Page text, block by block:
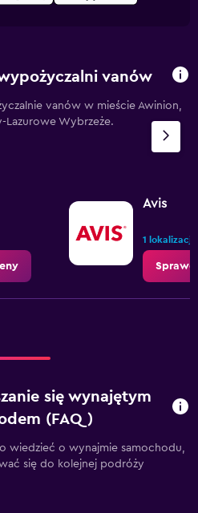
vanów
vanów w mieście Awinion,
Lazurowe Wybrzeże.
Avis
1 lokalizacja
się wynajętym
(FAQ)
wiedzieć o wynajmie samochodu,
się do kolejnej podróży